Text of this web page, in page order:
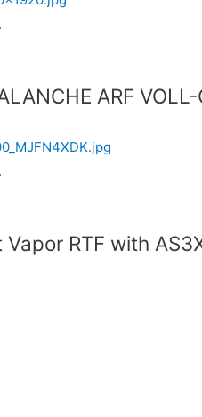
ARF
RTF with